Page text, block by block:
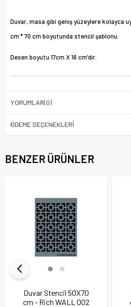
Duvar, masa gibi geniş yüzeylere kolayca
cm * 70 cm boyutunda stencil şablonu.
Desen boyutu 17cm X 16 cm'dir.
YORUMLAR(0)
ÖDEME SEÇENEKLERI
BENZER ÜRÜNLER
Duvar Stencil 50X70
cm - Rich WALL 002